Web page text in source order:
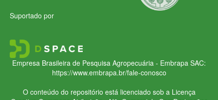
Suportado por
Empresa Brasileira de Pesquisa Agropecuária - Embrapa SAC:
https://www.embrapa.br/fale-conosco
O conteúdo do repositório está licenciado sob a Licença